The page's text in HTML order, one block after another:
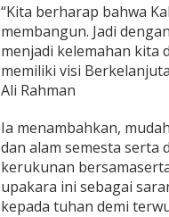
L
i
n
g
g
“Kita berharap bahwa
membangun. Jadi
menjadi kelemahan kita
memiliki visi
Ali Rahman
Ia menambahkan,
dan alam semesta serta
kerukunan
upakara ini sebagai
kepada tuhan demi